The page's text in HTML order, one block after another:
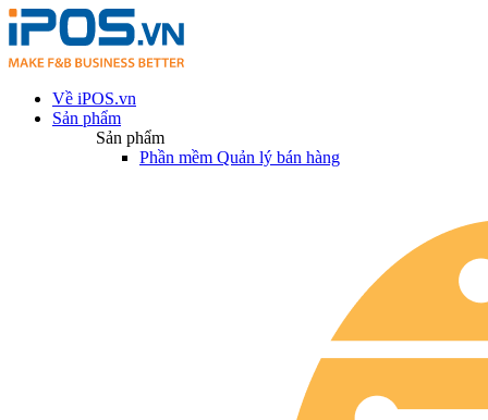
Về iPOS.vn
Sản phẩm
Sản phẩm
Phần mềm Quản lý bán hàng